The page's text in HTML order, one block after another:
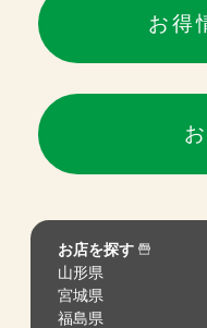
お得
お店を探す
山形県
宮城県
福島県